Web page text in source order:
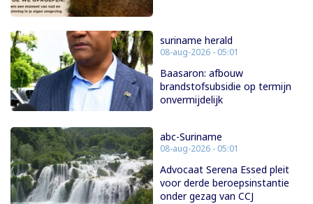
suriname herald
08-aug-2026 - 05:01
Baasaron: afbouw
brandstofsubsidie op termijn
onvermijdelijk
abc-Suriname
08-aug-2026 - 05:01
Advocaat Serena Essed pleit
voor derde beroepsinstantie
onder gezag van CCJ